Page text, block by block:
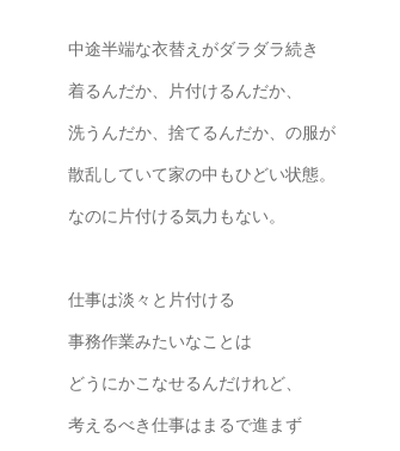
中途半端な衣替えがダラダラ続き
着るんだか、片付けるんだか、
洗うんだか、捨てるんだか、の服が
散乱していて家の中もひどい状態。
なのに片付ける気力もない。
仕事は淡々と片付ける
事務作業みたいなことは
どうにかこなせるんだけれど、
考えるべき仕事はまるで進まず